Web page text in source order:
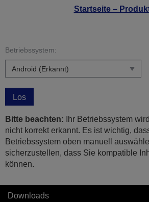
Startseite –
Betriebssystem:
Los
Bitte beachten: Ihr Betriebssystem
nicht korrekt erkannt. Es ist wichtig,
Betriebssystem oben manuell
sicherzustellen, dass Sie kompatible
können.
Downloads